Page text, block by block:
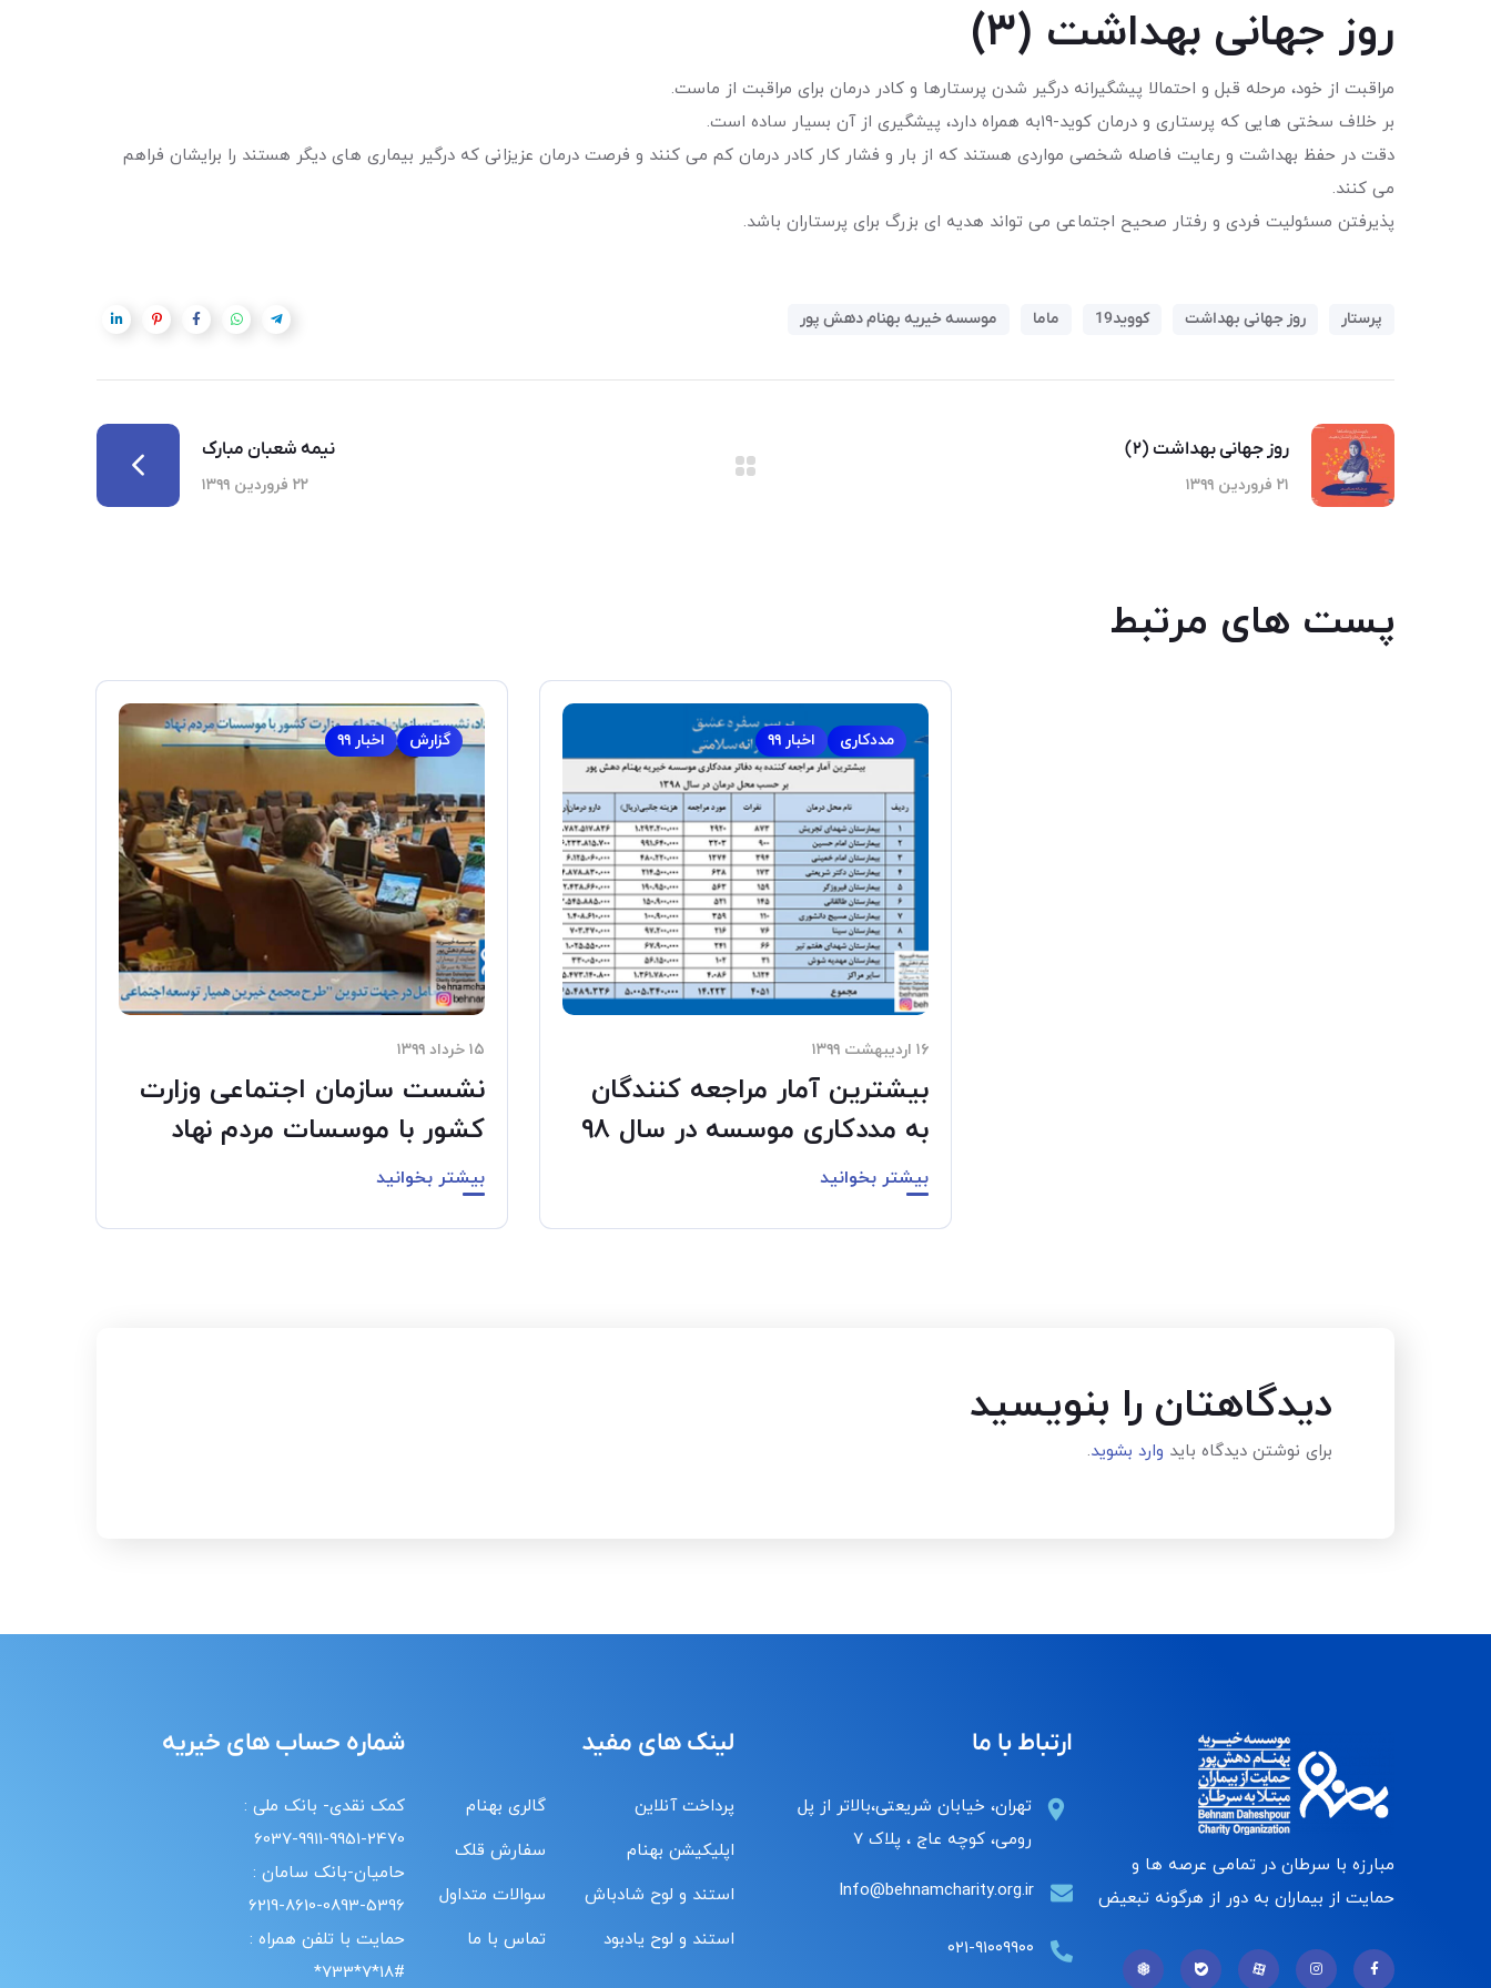
روز جهانی بهداشت (۳)
مراقبت از خود، مرحله قبل و احتمالا پیشگیرانه درگیر شدن پرستارها و کادر درمان برای مراقبت از ماست.
بر خلاف سختی هایی که پرستاری و درمان کوید-۱۹به همراه دارد، پیشگیری از آن بسیار ساده است.
دقت در حفظ بهداشت و رعایت فاصله شخصی مواردی هستند که از بار و فشار کار کادر درمان کم می کنند و فرصت درمان عزیزانی که درگیر بیماری های دیگر هستند را برایشان فراهم
می کنند.
پذیرفتن مسئولیت فردی و رفتار صحیح اجتماعی می تواند هدیه ای بزرگ برای پرستاران باشد.
پرستار روز جهانی بهداشت کووید19 ماما موسسه خیریه بهنام دهش پور
روز جهانی بهداشت (۲)
۲۱ فروردین ۱۳۹۹
نیمه شعبان مبارک
۲۲ فروردین ۱۳۹۹
پست های مرتبط
اخبار ۹۹ مددکاری
۱۶ اردیبهشت ۱۳۹۹
بیشترین آمار مراجعه کنندگان
به مددکاری موسسه در سال ۹۸
بیشتر بخوانید
اخبار ۹۹ گزارش
۱۵ خرداد ۱۳۹۹
نشست سازمان اجتماعی وزارت
کشور با موسسات مردم نهاد
بیشتر بخوانید
دیدگاهتان را بنویسید
برای نوشتن دیدگاه باید وارد بشوید.
مبارزه با سرطان در تمامی عرصه ها و
حمایت از بیماران به دور از هرگونه تبعیض
ارتباط با ما
تهران، خیابان شریعتی،بالاتر از پل
رومی، کوچه عاج ، پلاک ۷
Info@behnamcharity.org.ir
۰۲۱-۹۱۰۰۹۹۰۰
لینک های مفید
پرداخت آنلاین
اپلیکیشن بهنام
استند و لوح شادباش
استند و لوح یادبود
گالری بهنام
سفارش قلک
سوالات متداول
تماس با ما
شماره حساب های خیریه
کمک نقدی- بانک ملی :
6037-9911-9951-2470
حامیان-بانک سامان :
6219-8610-0893-5396
حمایت با تلفن همراه :
18#*7*733*